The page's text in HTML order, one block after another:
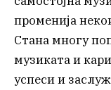
променија
Стана многу
музиката и
успеси и